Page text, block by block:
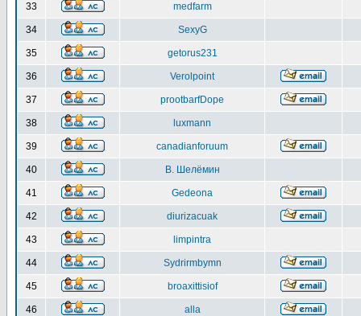
33 medfarm
34 SexyG
35 getorus231
36 Verolpoint
37 prootbarfDope
38 luxmann
39 canadianforuum
40 В. Шелёмин
41 Gedeona
42 diurizacuak
43 limpintra
44 Sydrirmbymn
45 broaxittisiof
46 alla